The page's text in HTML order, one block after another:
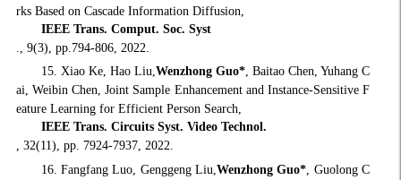
rks Based on Cascade Information Diffusion,
IEEE Trans. Comput. Soc. Syst
., 9(3), pp.794-806, 2022.
15. Xiao Ke, Hao Liu,Wenzhong Guo*, Baitao Chen, Yuhang C
ai, Weibin Chen, Joint Sample Enhancement and Instance-Sensitive F
eature Learning for Efficient Person Search,
IEEE Trans. Circuits Syst. Video Technol.
, 32(11), pp. 7924-7937, 2022.
16. Fangfang Luo, Genggeng Liu,Wenzhong Guo* , Guolong C